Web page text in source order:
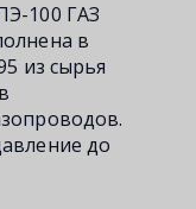
100 ГАЗ
в
из сырья
до